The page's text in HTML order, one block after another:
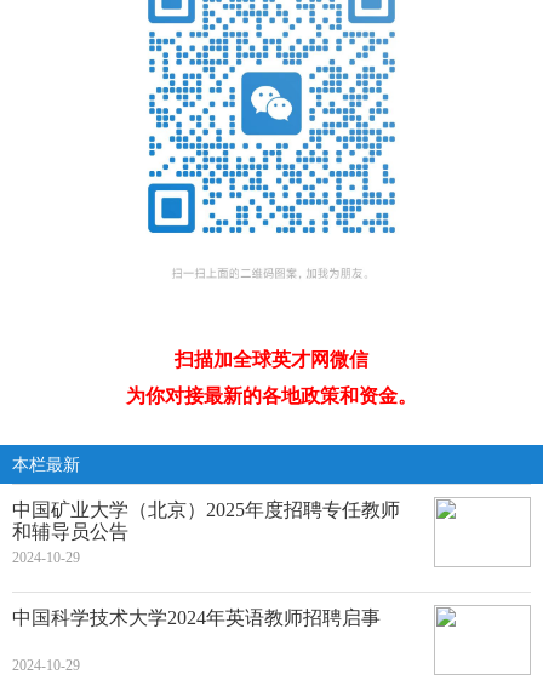
扫描加全球英才网微信
为你对接最新的各地政策和资金。
本栏最新
中国矿业大学（北京）2025年度招聘专任教师
和辅导员公告
2024-10-29
中国科学技术大学2024年英语教师招聘启事
2024-10-29